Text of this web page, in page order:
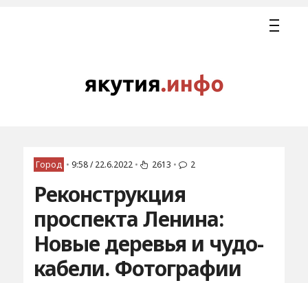
Город • 9:58 / 22.6.2022 • 2613 • 2
Реконструкция
проспекта Ленина:
Новые деревья и чудо-
кабели. Фотографии